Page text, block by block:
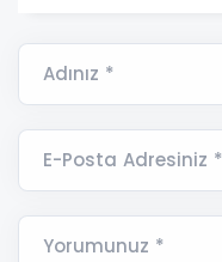
Adınız *
E-Posta Adresiniz *
Yorumunuz *